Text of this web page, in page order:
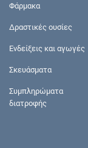
Φάρμακα
Δραστικές ουσίες
Ενδείξεις και αγωγές
Σκευάσματα
Συμπληρώματα
διατροφής